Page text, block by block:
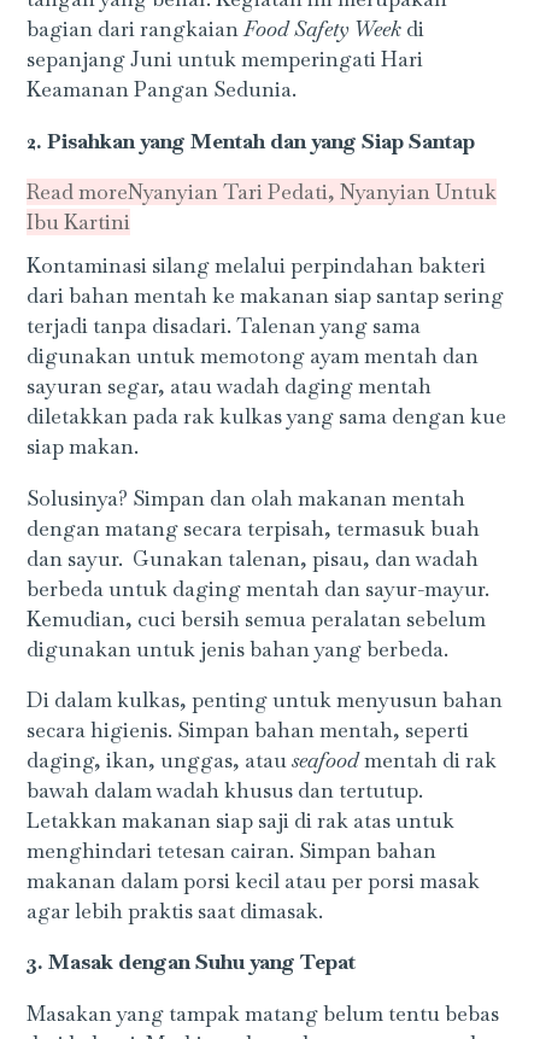
bagian dari rangkaianFood Safety Week di
sepanjang Juni untuk memperingati Hari
Keamanan Pangan Sedunia.
2. Pisahkan yang Mentah dan yang Siap Santap
Read moreNyanyian Tari Pedati, Nyanyian Untuk
Ibu Kartini
Kontaminasi silang melalui perpindahan bakteri
dari bahan mentah ke makanan siap santap sering
terjadi tanpa disadari. Talenan yang sama
digunakan untuk memotong ayam mentah dan
sayuran segar, atau wadah daging mentah
diletakkan pada rak kulkas yang sama dengan kue
siap makan.
Solusinya? Simpan dan olah makanan mentah
dengan matang secara terpisah, termasuk buah
dan sayur. Gunakan talenan, pisau, dan wadah
berbeda untuk daging mentah dan sayur-mayur.
Kemudian, cuci bersih semua peralatan sebelum
digunakan untuk jenis bahan yang berbeda.
Di dalam kulkas, penting untuk menyusun bahan
secara higienis. Simpan bahan mentah, seperti
daging, ikan, unggas, atauseafoodmentah di rak
bawah dalam wadah khusus dan tertutup.
Letakkan makanan siap saji di rak atas untuk
menghindari tetesan cairan. Simpan bahan
makanan dalam porsi kecil atau per porsi masak
agar lebih praktis saat dimasak.
3. Masak dengan Suhu yang Tepat
Masakan yang tampak matang belum tentu bebas